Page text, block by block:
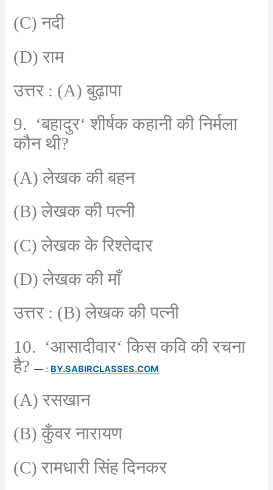
(C)नदी
(D)राम
उत्तर : (A)बुढ़ापा
9. ‘बहादुर‘शीर्षक कहानी की निर्मला
कौन थी?
(A)लेखक की बहन
(B)लेखक की पत्नी
(C)लेखक के रिश्तेदार
(D)लेखक की माँ
उत्तर : (B)लेखक की पत्नी
10. ‘आसादीवार‘किस कवि की रचना
है?— : BY.SABIRCLASSES.COM
(A)रसखान
(B)कुँवर नारायण
(C)रामधारी सिंह दिनकर